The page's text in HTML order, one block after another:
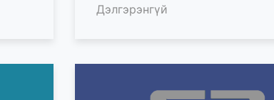
Дэлгэрэнгүй